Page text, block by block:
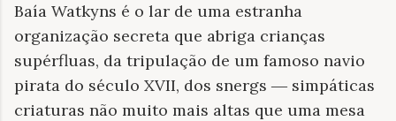
Baía Watkyns é o lar de uma estranha
organização secreta que abriga crianças
supérfluas, da tripulação de um famoso navio
pirata do século XVII, dos snergs ― simpáticas
criaturas não muito mais altas que uma mesa